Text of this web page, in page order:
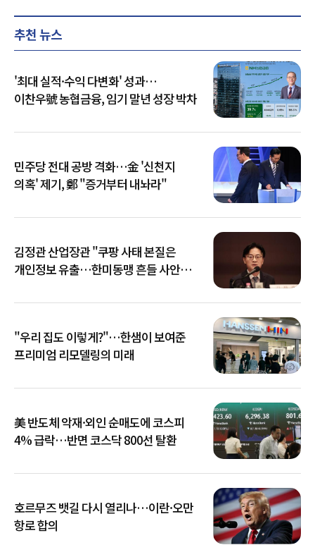
추천 뉴스
'최대 실적·수익 다변화' 성과…
이찬우號 농협금융, 임기 말년 성장 박차
민주당 전대 공방 격화…金 '신천지
의혹' 제기, 鄭 "증거부터 내놔라"
김정관 산업장관 "쿠팡 사태 본질은
개인정보 유출…한미동맹 흔들 사안
"우리 집도 이렇게?"…한샘이 보여준
프리미엄 리모델링의 미래
美 반도체 악재·외인 순매도에 코스피
4% 급락…반면 코스닥 800선 탈환
호르무즈 뱃길 다시 열리나…이란·오만
항로 합의